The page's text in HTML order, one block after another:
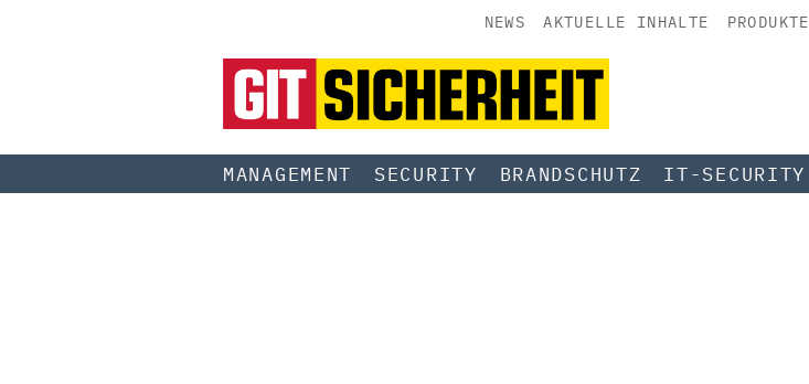
NEWS AKTUELLE INHALTE PRODUKTE
MANAGEMENT SECURITY BRANDSCHUTZ IT-SECURITY